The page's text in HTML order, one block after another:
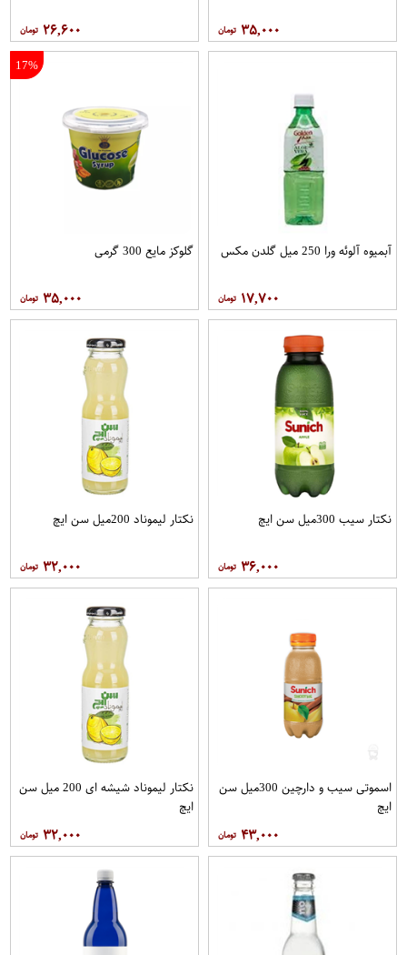
۳۵,۰۰۰ ۲۶,۶۰۰
آبمیوه آلوئه ورا 250 میل گلدن مکس
۱۷,۷۰۰
17%
گلوکز مایع 300 گرمی
۳۵,۰۰۰
نکتار سیب 300میل سن ایچ
۳۶,۰۰۰
نکتار لیموناد 200میل سن ایچ
۳۲,۰۰۰
اسموتی سیب و دارچین 300میل سن
ایچ
۴۳,۰۰۰
نکتار لیموناد شیشه ای 200 میل سن
ایچ
۳۲,۰۰۰